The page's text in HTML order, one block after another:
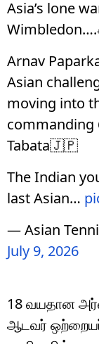
Asia’s lone
Arnav
Asian
moving into
commanding
Tabata🇯🇵
The Indian
last Asian…
— Asian
July 9, 2026
18 வயதான
ஆடவர்